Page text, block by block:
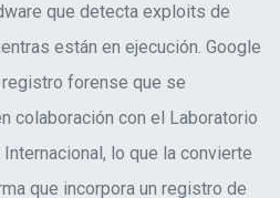
que detecta exploits de
están en ejecución. Google
forense que se
colaboración con el Laboratorio
lo que la convierte
que incorpora un registro de